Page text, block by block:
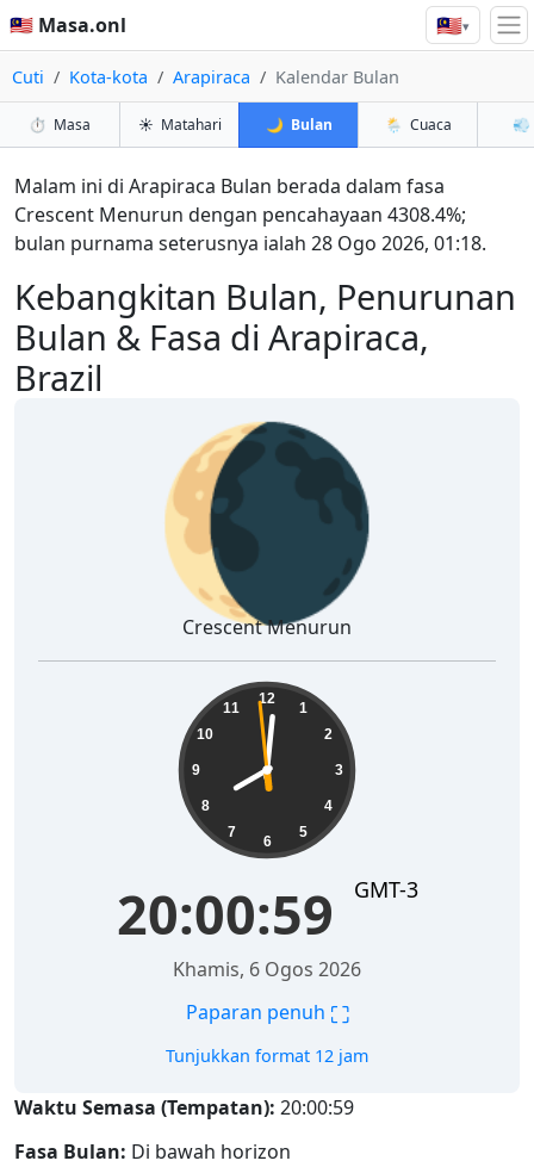
🇲🇾 Masa.onl 🇲🇾▾
Cuti Kota-kota Arapiraca Kalendar Bulan
⏱️ Masa ☀️ Matahari 🌙 Bulan 🌦️ Cuaca 💨
Kebangkitan Bulan, Penurunan
Bulan & Fasa di Arapiraca,
Brazil
Malam ini di Arapiraca Bulan berada dalam fasa
Crescent Menurun dengan pencahayaan 4308.4%;
bulan purnama seterusnya ialah 28 Ogo 2026, 01:18.
🌘
Crescent Menurun
12
1
2
3
4
5
6
7
8
9
10
11
20:01:00 GMT-3
Khamis, 6 Ogos 2026
Paparan penuh ⛶
Tunjukkan format 12 jam
Waktu Semasa (Tempatan): 20:01:00
Fasa Bulan: Di bawah horizon